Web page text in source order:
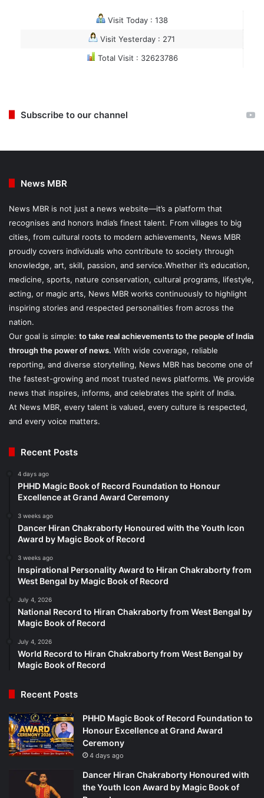
Visit Today : 138
Visit Yesterday : 271
Total Visit : 32623786
Subscribe to our channel
News MBR
News MBR is not just a news website—it’s a platform that
recognises and honors India’s finest talent. From villages to big
cities, from cultural roots to modern achievements, News MBR
proudly covers individuals who contribute to society through
knowledge, art, skill, passion, and service.Whether it’s education,
medicine, sports, nature conservation, cultural programs, lifestyle,
acting, or magic arts, News MBR works continuously to highlight
inspiring stories and respected personalities from across the
nation.
Our goal is simple: to take real achievements to the people of India
through the power of news. With wide coverage, reliable
reporting, and diverse storytelling, News MBR has become one of
the fastest-growing and most trusted news platforms. We provide
news that inspires, informs, and celebrates the spirit of India.
At News MBR, every talent is valued, every culture is respected,
and every voice matters.
Recent Posts
4 days ago
PHHD Magic Book of Record Foundation to Honour
Excellence at Grand Award Ceremony
3 weeks ago
Dancer Hiran Chakraborty Honoured with the Youth Icon
Award by Magic Book of Record
3 weeks ago
Inspirational Personality Award to Hiran Chakraborty from
West Bengal by Magic Book of Record
July 4, 2026
National Record to Hiran Chakraborty from West Bengal by
Magic Book of Record
July 4, 2026
World Record to Hiran Chakraborty from West Bengal by
Magic Book of Record
Recent Posts
PHHD Magic Book of Record Foundation to
Honour Excellence at Grand Award
Ceremony
4 days ago
Dancer Hiran Chakraborty Honoured with
the Youth Icon Award by Magic Book of